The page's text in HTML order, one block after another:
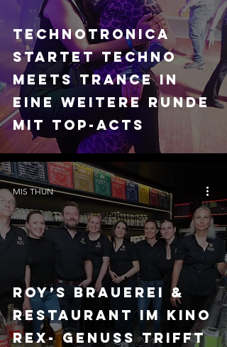
Technotronica
startet Techno
Meets Trance in
eine weitere Runde
mit Top-Acts
Roy’s Brauerei &
Restaurant im Kino
Rex- Genuss trifft
MIS THUN